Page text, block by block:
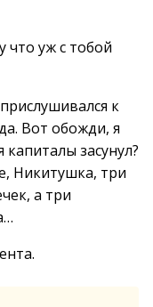
что уж с тобой
к
Вот обожди, я
засунул?
Никитушка, три
а три